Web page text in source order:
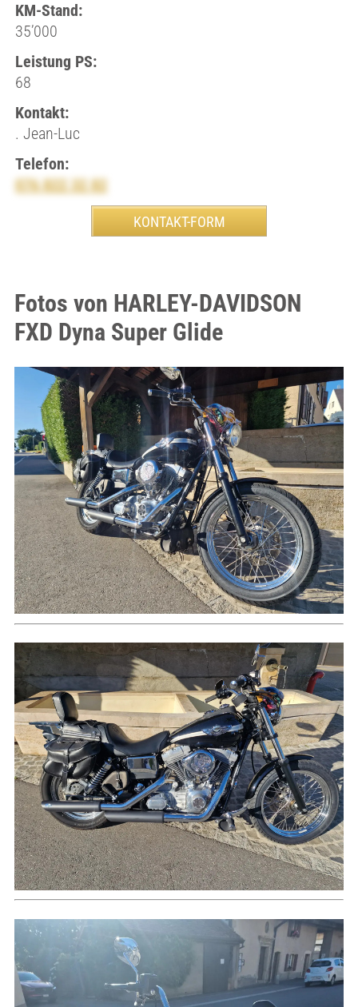
KM-Stand:
35’000
Leistung PS:
68
Kontakt:
. Jean-Luc
Telefon:
076 822 32 82
Fotos von HARLEY-DAVIDSON
FXD Dyna Super Glide